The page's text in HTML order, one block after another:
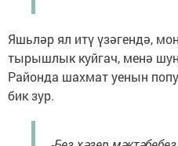
Яшьләр ял итү үзәгендә,
тырышлык куйгач, менә
Районда шахмат уенын
бик зур.